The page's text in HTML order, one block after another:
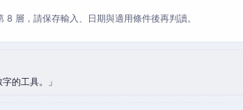
層，請保存輸入、日期與適用條件後再判讀。
的工具。